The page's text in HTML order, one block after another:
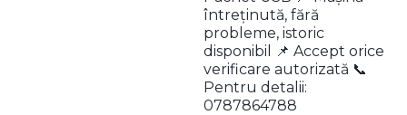
întreținută, fără
probleme, istoric
disponibil 📌 Accept orice
verificare autorizată 📞
Pentru detalii:
0787864788